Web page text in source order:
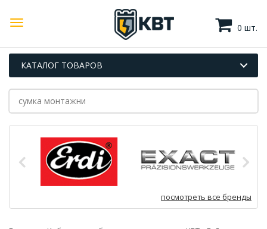
0 шт.
КАТАЛОГ ТОВАРОВ
посмотреть все бренды